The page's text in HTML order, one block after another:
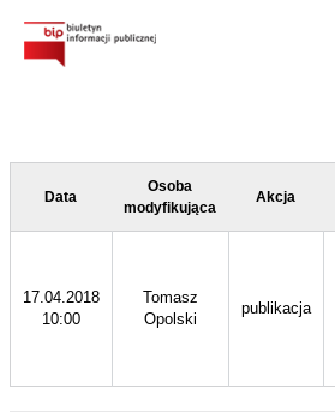
Data
Osoba
modyfikująca
Akcja
17.04.2018
10:00
Tomasz
Opolski
publikacja